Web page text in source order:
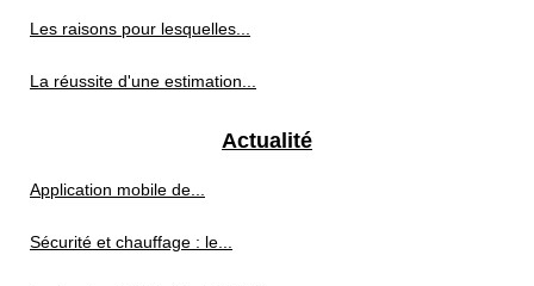
Les raisons pour lesquelles...
La réussite d'une estimation...
Actualité
Application mobile de...
Sécurité et chauffage : le...